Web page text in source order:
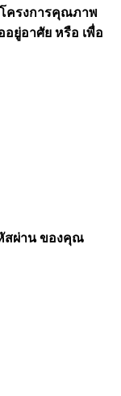
โครงการคุณภาพ
อยู่อาศัย หรือ เพื่อ
หัสผ่าน ของคุณ